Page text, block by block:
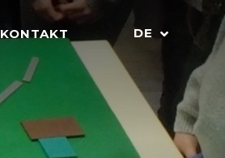
KONTAKT DE